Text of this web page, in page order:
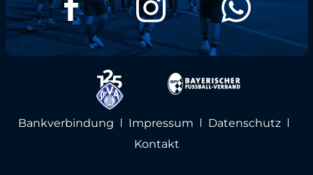
Bankverbindung Impressum
Datenschutz
Kontakt